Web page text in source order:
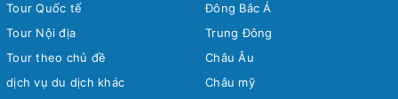
Tour Quốc tế
Tour Nội địa
Tour theo chủ đề
dịch vụ du dịch khác
Đông Bắc Á
Trung Đông
Châu Âu
Châu mỹ